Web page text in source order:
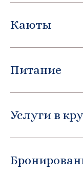
Каюты
Питание
Услуги в